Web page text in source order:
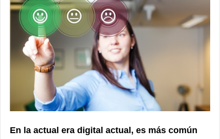
En la actual era digital actual, es más común